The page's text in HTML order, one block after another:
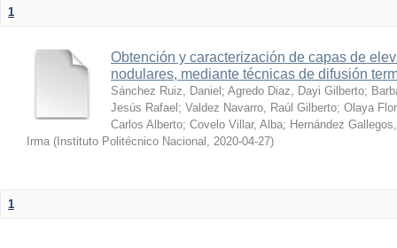
1
Obtención y caracterización de capas de
nodulares, mediante técnicas de difusión
Sánchez Ruiz, Daniel ; Agredo Diaz, Dayi Gilberto;
Jesús Rafael ; Valdez Navarro, Raúl Gilberto; Olaya
Carlos Alberto; Covelo Villar, Alba; Hernández
Irma ( Instituto Politécnico Nacional , 2020-04-27)
1